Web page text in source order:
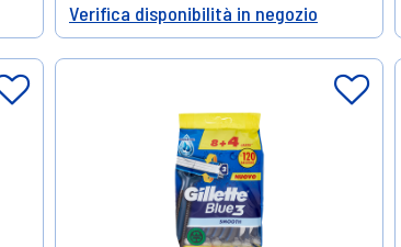
Help
Verifica disponibilità in negozio